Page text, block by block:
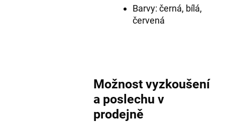
Barvy: černá, bílá,
červená
Možnost vyzkoušení
a poslechu v
prodejně